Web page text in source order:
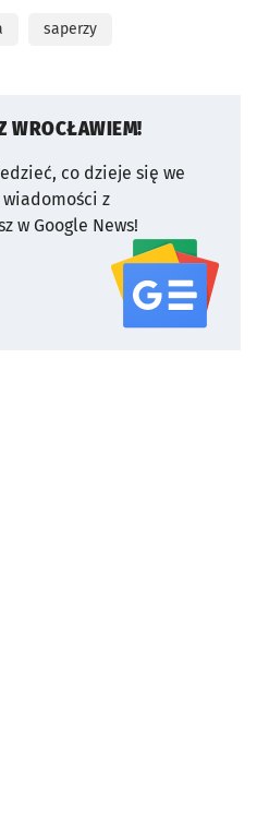
saperzy
WROCŁAWIEM!
co dzieje się we
z
w Google News!
serwisu